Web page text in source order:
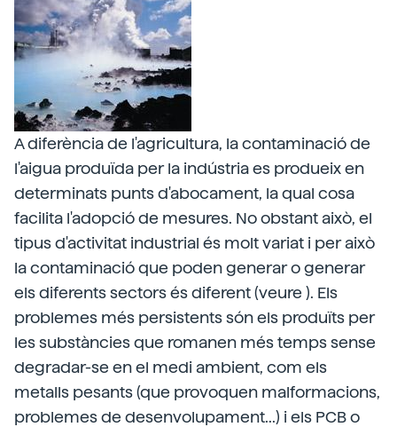
A diferència de l'agricultura, la contaminació de
l'aigua produïda per la indústria es produeix en
determinats punts d'abocament, la qual cosa
facilita l'adopció de mesures. No obstant això, el
tipus d'activitat industrial és molt variat i per això
la contaminació que poden generar o generar
els diferents sectors és diferent (veure ). Els
problemes més persistents són els produïts per
les substàncies que romanen més temps sense
degradar-se en el medi ambient, com els
metalls pesants (que provoquen malformacions,
problemes de desenvolupament...) i els PCB o